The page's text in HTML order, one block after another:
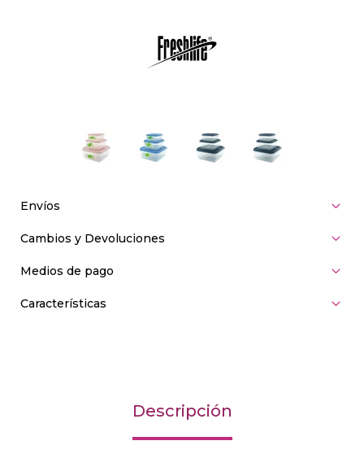
Envíos
Cambios y Devoluciones
Medios de pago
Características
Descripción